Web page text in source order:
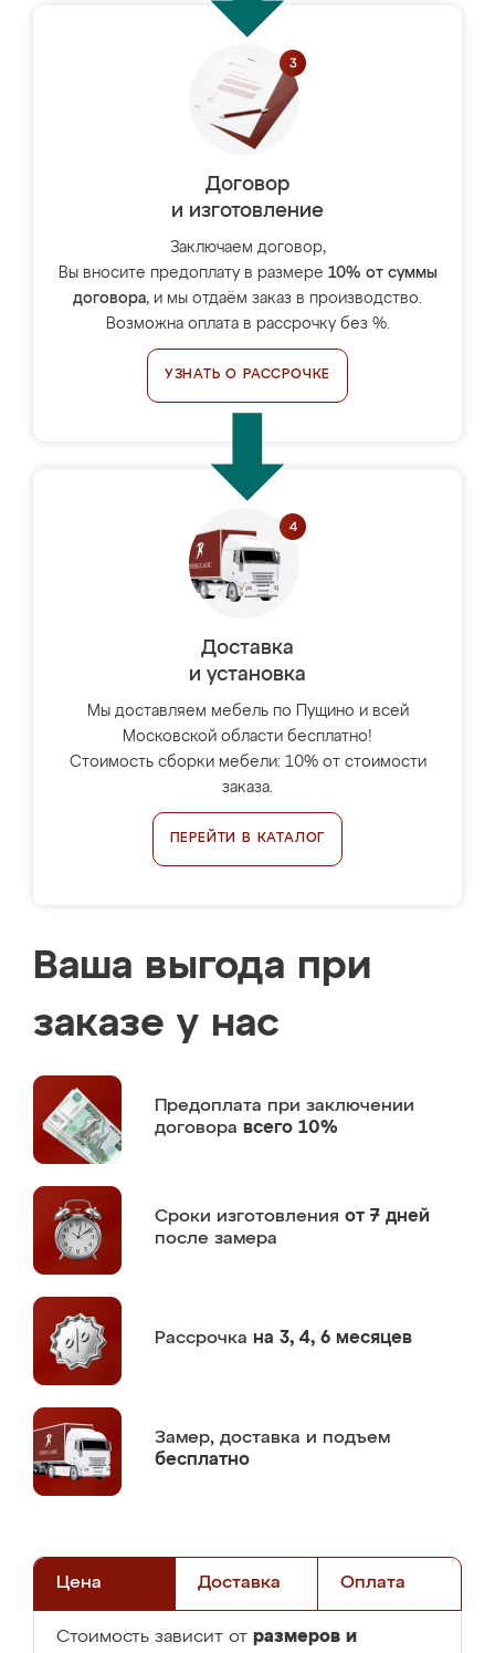
Договор
и изготовление
Заключаем договор,
Вы вносите предоплату в размере 10% от суммы
договора, и мы отдаём заказ в производство.
Возможна оплата в рассрочку без %.
УЗНАТЬ О РАССРОЧКЕ
Доставка
и установка
Мы доставляем мебель по Пущино и всей
Московской области бесплатно!
Стоимость сборки мебели: 10% от стоимости
заказа.
ПЕРЕЙТИ В КАТАЛОГ
Ваша выгода при
заказе у нас
Предоплата при заключении
договора всего 10%
Сроки изготовления от 7 дней
после замера
Рассрочка на 3, 4, 6 месяцев
Замер, доставка и подъем
бесплатно
Цена Доставка Оплата
Стоимость зависит от размеров и